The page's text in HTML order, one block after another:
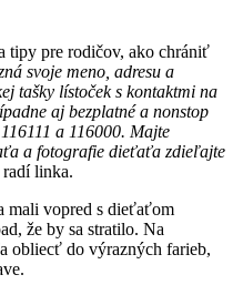
tipy pre rodičov, ako chrániť
svoje meno, adresu a
tašky lístoček s kontaktmi na
aj bezplatné a nonstop
a 116000. Majte
a fotografie dieťaťa zdieľajte
radí linka.
mali vopred s dieťaťom
že by sa stratilo. Na
obliecť do výrazných farieb,